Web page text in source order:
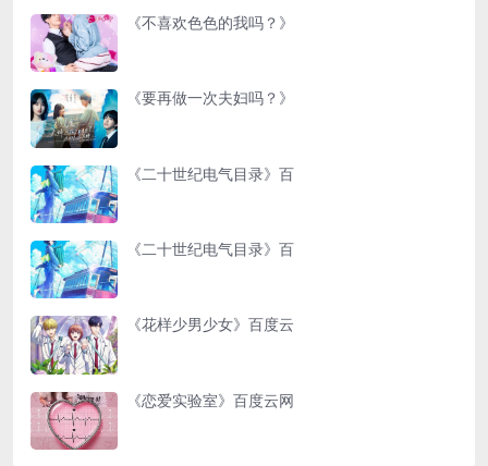
《不喜欢色色的我吗？》
《要再做一次夫妇吗？》
《二十世纪电气目录》百
《二十世纪电气目录》百
《花样少男少女》百度云
《恋爱实验室》百度云网